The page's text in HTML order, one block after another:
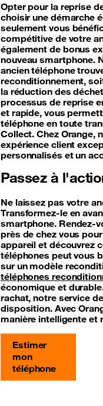
Opter pour la reprise
choisir une démarche
seulement vous
compétitive de votre
également de bonus
nouveau smartphone.
ancien téléphone
reconditionnement,
la réduction des
processus de reprise
et rapide, vous
téléphone en toute
Collect. Chez Orange,
expérience client
personnalisés et un
Passez à
Ne laissez pas votre
Transformez-le en
smartphone. Rendez-
près de chez vous
appareil et découvrez
téléphones peut vous
sur un modèle
téléphones
économique et
rachat, notre service de
disposition. Avec
manière intelligente et
Estimer
mon
téléphone